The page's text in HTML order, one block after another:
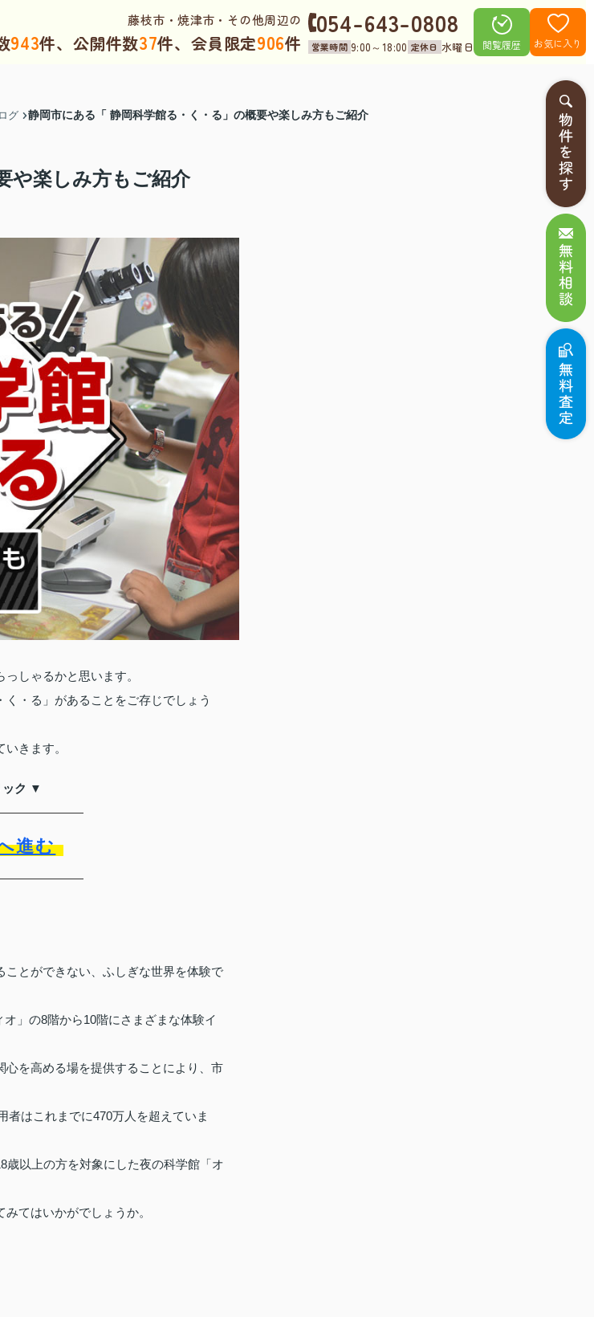
藤枝市・焼津市・その他周辺の
943件、公開件数37件、会員限定906件
054-643-0808
営業時間 9:00～18:00 定休日 水曜日 閲覧履歴 お気に入り
グ 静岡市にある「 静岡科学館る・く・る」の概要や楽しみ方もご紹介
や楽しみ方もご紹介
しゃるかと思います。
・る」があることをご存じでしょう
きます。
ック ▼
進む
ことができない、ふしぎな世界を体験で
」の8階から10階にさまざまな体験イ
を高める場を提供することにより、市
者はこれまでに470万人を超えていま
以上の方を対象にした夜の科学館「オ
てはいかがでしょうか。